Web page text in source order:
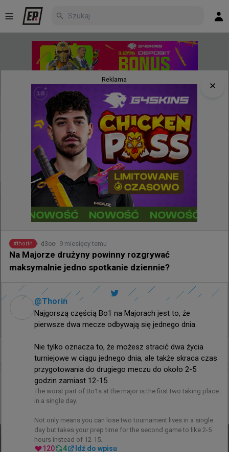
Nowe Najpopularniejsze
TombStone 2 godziny temu
SPUNJ napracował się, żeby jeszcze raz pokazać
fraga fr3nda
SPUNJ
944 31
+2
TombStone 2 godziny temu
tarik szybko przetestował możliwość rozmowy z
Reklama
#thorin d3oo 9 miesięcy temu
Na Majorze drużyny powinny rozgrywać
maksymalnie jedno spotkanie dziennie?
@Thorin
Najgorszą częścią Bo1 na Majorach jest to, że
pierwsze dwa mecze odbywają się jednego dnia.
Nie tylko oznacza to, że możesz stracić dwa życia
turniejowe w ciągu jednego dnia, ale także skraca czas
przygotowania do drugiego meczu do około 2-5
godzin zamiast 12-15.
The worst part of Bo1s at the major is the first two taking place
in a single day.
Not only means you can lose two tournament lives in a single
day but takes your prep time for the second game to like 2-5
hours instead of 12-15.
120 4 Idź do wpisu